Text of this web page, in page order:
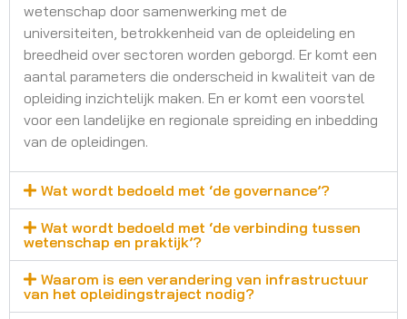
wetenschap door samenwerking met de
universiteiten, betrokkenheid van de opleideling en
breedheid over sectoren worden geborgd. Er komt een
aantal parameters die onderscheid in kwaliteit van de
opleiding inzichtelijk maken. En er komt een voorstel
voor een landelijke en regionale spreiding en inbedding
van de opleidingen.
Wat wordt bedoeld met ‘de governance’?
Wat wordt bedoeld met ‘de verbinding tussen
wetenschap en praktijk’?
Waarom is een verandering van infrastructuur
van het opleidingstraject nodig?